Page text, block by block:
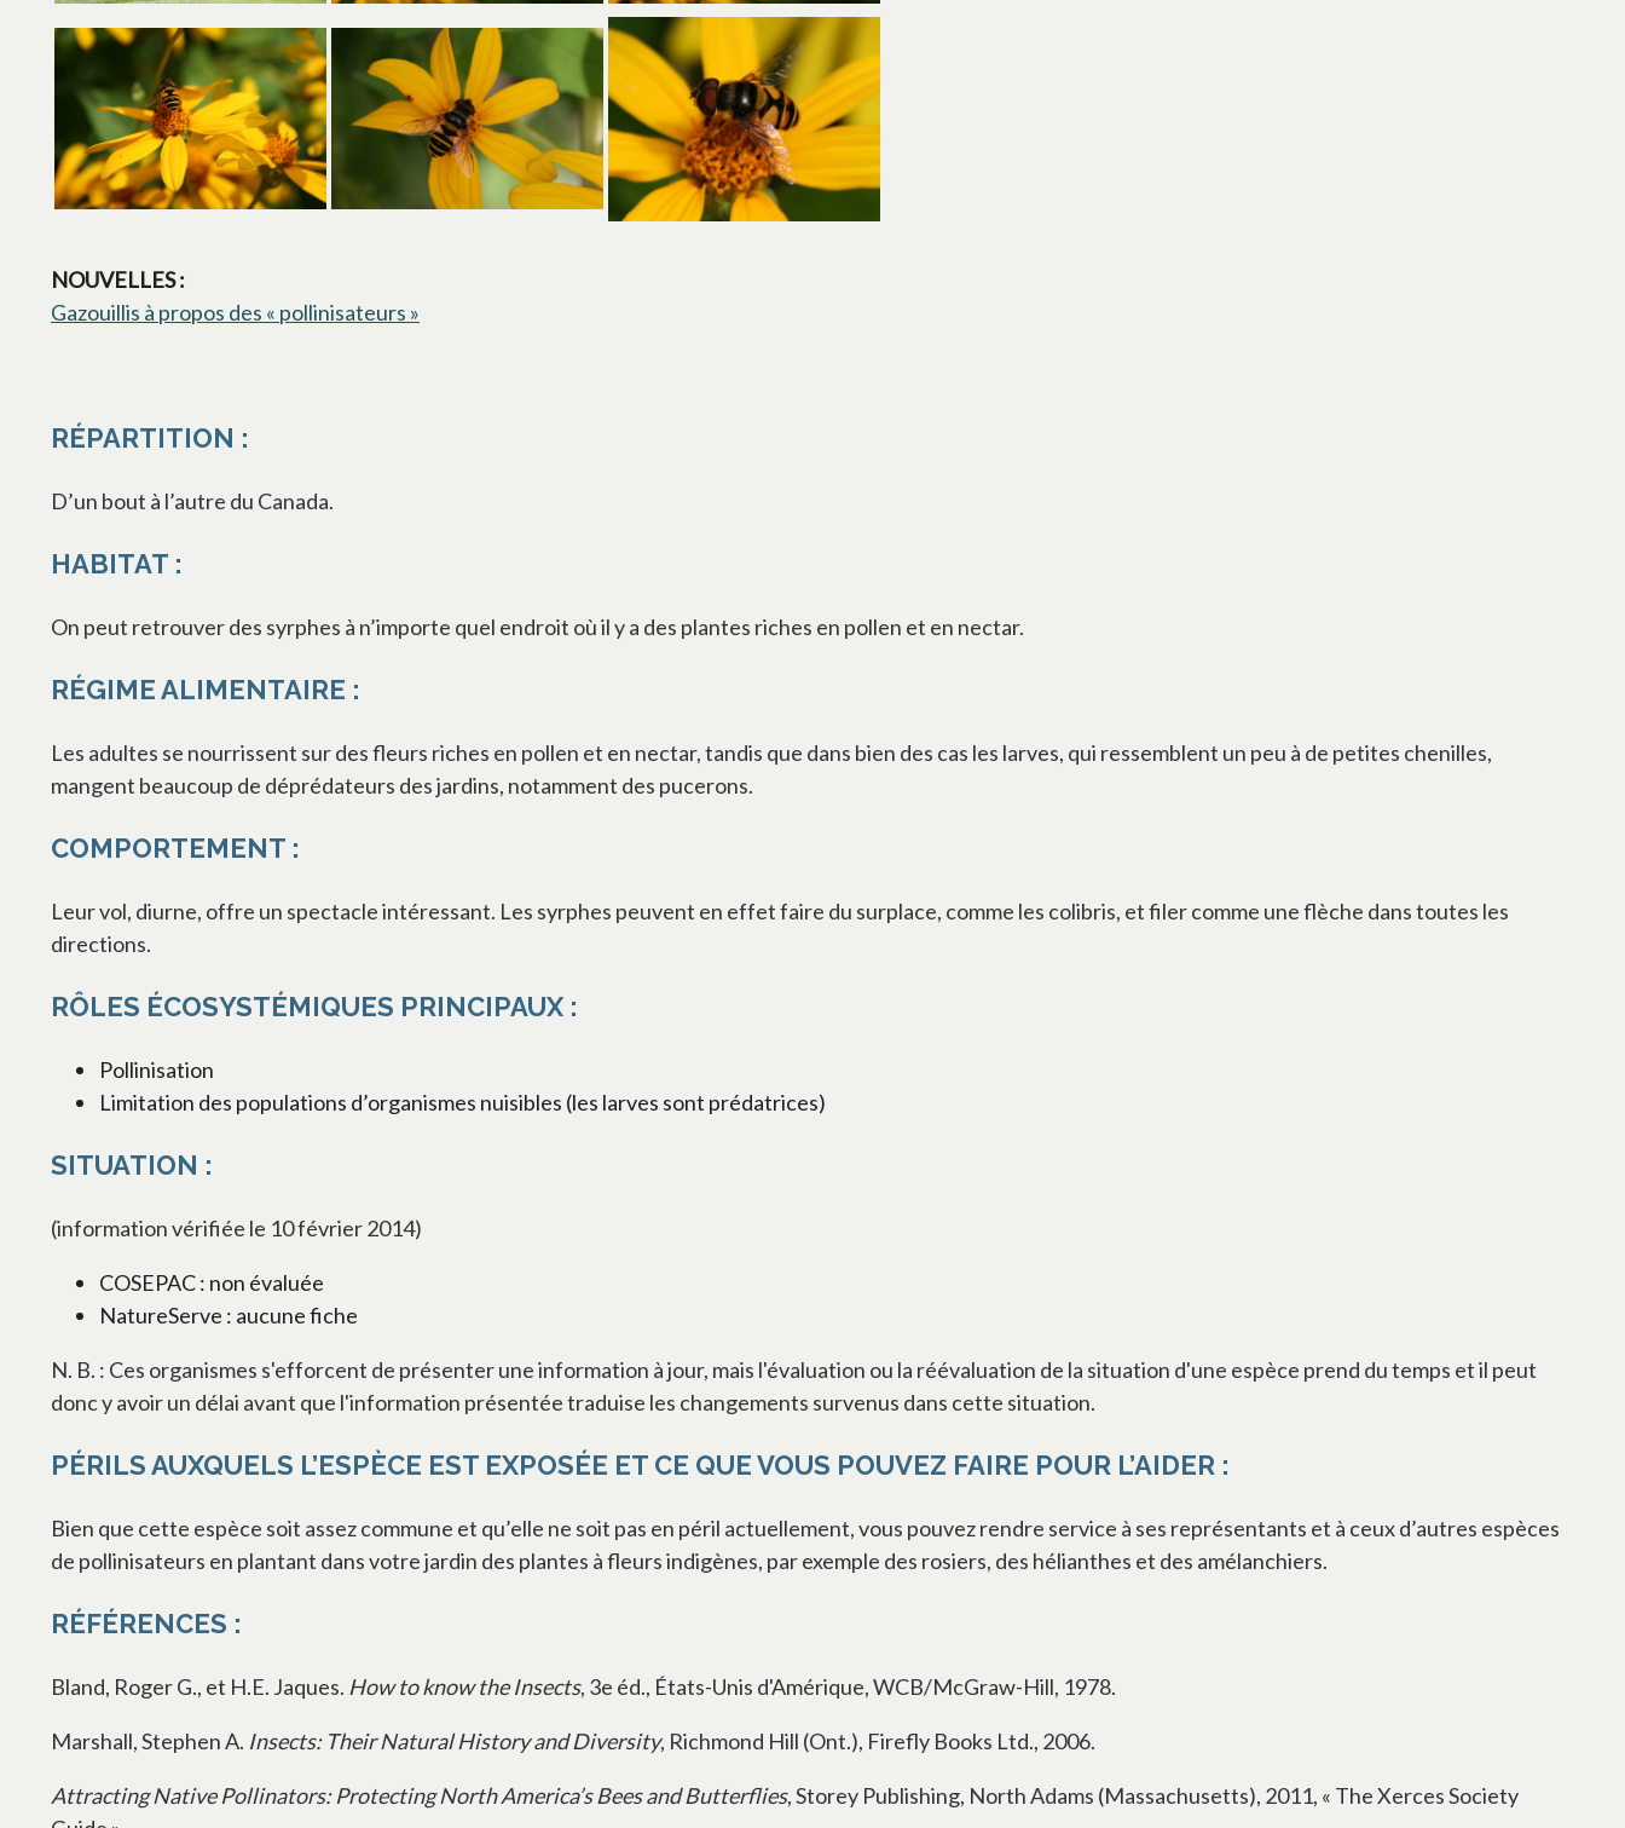
s’ouvre dans un nouvel onglet s’ouvre dans un nouvel onglet
NOUVELLES :
Gazouillis à propos des « pollinisateurs »
RÉPARTITION :
D’un bout à l’autre du Canada.
HABITAT :
On peut retrouver des syrphes à n’importe quel endroit où il y a des plantes riches en pollen et en nectar.
RÉGIME ALIMENTAIRE :
Les adultes se nourrissent sur des fleurs riches en pollen et en nectar, tandis que dans bien des cas les larves, qui ressemblent un peu à de petites chenilles,
mangent beaucoup de déprédateurs des jardins, notamment des pucerons.
COMPORTEMENT :
Leur vol, diurne, offre un spectacle intéressant. Les syrphes peuvent en effet faire du surplace, comme les colibris, et filer comme une flèche dans toutes les
directions.
RÔLES ÉCOSYSTÉMIQUES PRINCIPAUX :
Pollinisation
Limitation des populations d’organismes nuisibles (les larves sont prédatrices)
SITUATION :
(information vérifiée le 10 février 2014)
COSEPAC : non évaluée
NatureServe : aucune fiche
N. B. : Ces organismes s'efforcent de présenter une information à jour, mais l'évaluation ou la réévaluation de la situation d'une espèce prend du temps et il peut
donc y avoir un délai avant que l'information présentée traduise les changements survenus dans cette situation.
PÉRILS AUXQUELS L’ESPÈCE EST EXPOSÉE ET CE QUE VOUS POUVEZ FAIRE POUR L’AIDER :
Bien que cette espèce soit assez commune et qu’elle ne soit pas en péril actuellement, vous pouvez rendre service à ses représentants et à ceux d’autres espèces
de pollinisateurs en plantant dans votre jardin des plantes à fleurs indigènes, par exemple des rosiers, des hélianthes et des amélanchiers.
RÉFÉRENCES :
Bland, Roger G., et H.E. Jaques. How to know the Insects, 3e éd., États-Unis d'Amérique, WCB/McGraw-Hill, 1978.
Marshall, Stephen A. Insects: Their Natural History and Diversity, Richmond Hill (Ont.), Firefly Books Ltd., 2006.
Attracting Native Pollinators: Protecting North America’s Bees and Butterflies, Storey Publishing, North Adams (Massachusetts), 2011, « The Xerces Society